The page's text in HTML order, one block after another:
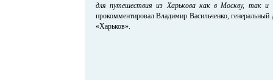
для путешествия из Харькова как в Москву, так
прокомментировал Владимир Васильченко,
«Харьков».